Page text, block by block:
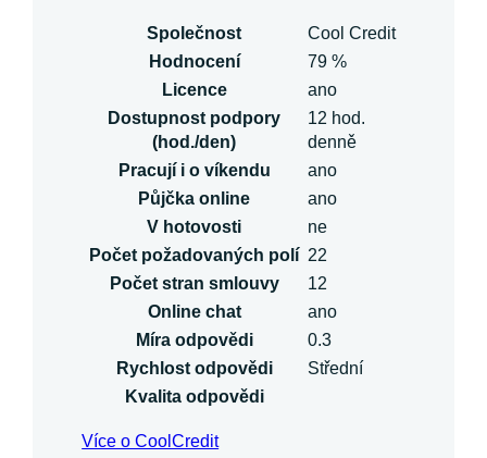
Společnost
Cool Credit
Hodnocení
79 %
Licence
ano
Dostupnost podpory
(hod./den)
12 hod.
denně
Pracují i o víkendu
ano
Půjčka online
ano
V hotovosti
ne
Počet požadovaných polí 22
Počet stran smlouvy
12
Online chat
ano
Míra odpovědi
0.3
Rychlost odpovědi
Střední
Kvalita odpovědi
Více o CoolCredit